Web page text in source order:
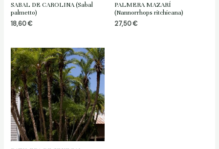
SABAL DE CAROLINA (Sabal
palmetto)
18,60€
PALMERA MAZARÍ
(Nannorrhops ritchieana)
27,50€